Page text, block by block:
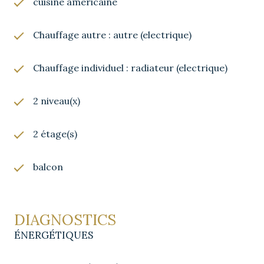
opportunité ! Contactez-nous dès maintenant pour
Chauffage autre : autre (electrique)
Chauffage individuel : radiateur (electrique)
2 niveau(x)
2 étage(s)
balcon
DIAGNOSTICS
ÉNERGÉTIQUES